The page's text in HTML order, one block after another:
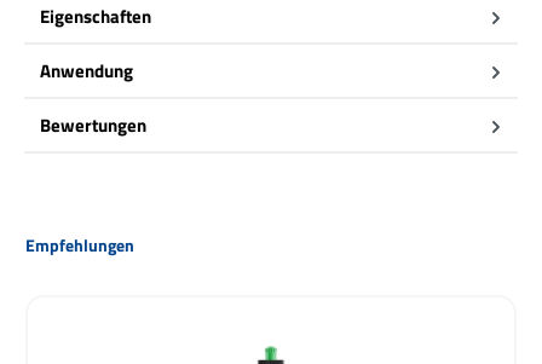
Eigenschaften
Anwendung
Bewertungen
Produktgalerie überspringen
Empfehlungen